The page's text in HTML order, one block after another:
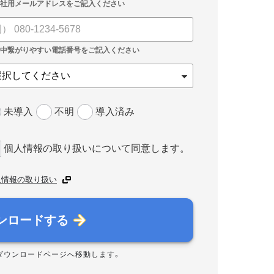
未導入 不明 導入済み
個人情報の取り扱いについて同意します。
報の取り扱い
ロードする
ウンロードページへ移動します。